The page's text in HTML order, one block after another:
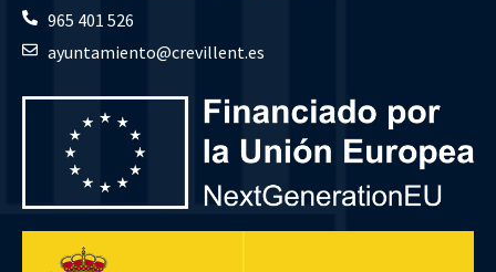
965 401 526
ayuntamiento@crevillent.es